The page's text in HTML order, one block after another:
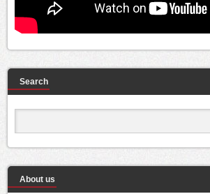
Search
About us